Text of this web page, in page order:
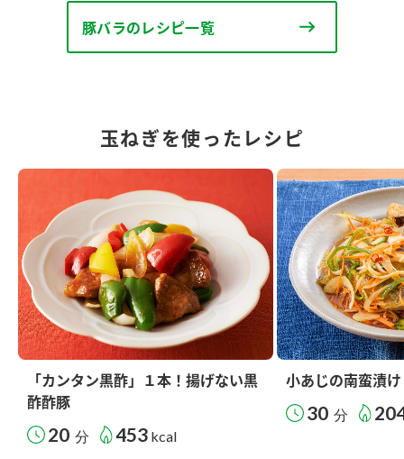
豚バラのレシピ一覧
玉ねぎを使ったレシピ
「カンタン黒酢」１本！揚げない黒
酢酢豚
20 分 453 kcal
小あじの南蛮漬け
30 分